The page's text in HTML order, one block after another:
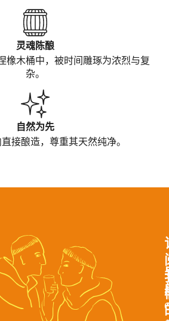
灵魂陈酿
橡木桶中，被时间 雕琢为浓烈与复
杂。
自然为先
接酿造，尊重其天然纯净。